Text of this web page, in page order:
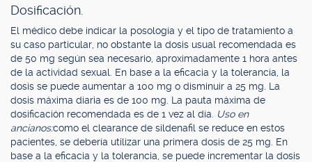
Dosificación.
El médico debe indicar la posología y el tipo de tratamiento a
su caso particular, no obstante la dosis usual recomendada es
de 50 mg según sea necesario, aproximadamente 1 hora antes
de la actividad sexual. En base a la eficacia y la tolerancia, la
dosis se puede aumentar a 100 mg o disminuir a 25 mg. La
dosis máxima diaria es de 100 mg. La pauta máxima de
dosificación recomendada es de 1 vez al día.
Uso en
ancianos:como el clearance de sildenafil se reduce en estos
pacientes, se debería utilizar una primera dosis de 25 mg. En
base a la eficacia y la tolerancia, se puede incrementar la dosis